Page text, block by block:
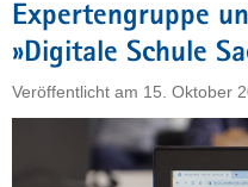
e
n
e
Expertengruppe
»Digitale Schule
Veröffentlicht am 15. Oktober